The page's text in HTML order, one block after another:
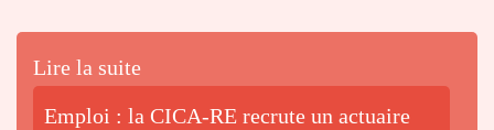
Lire la suite
Emploi : la CICA-RE recrute un actuaire